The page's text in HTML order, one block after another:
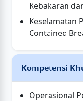
Kebakaran
Keselamatan
Contained
Kompetensi
Operasional